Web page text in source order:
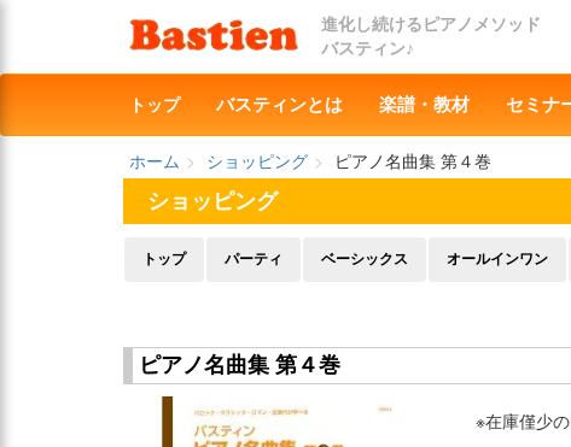
進化し続けるピアノメソッド
バスティン♪
トップ バスティンとは 楽譜・教材 セミナ
ホーム ショッピング
ピアノ名曲集 第４巻
ショッピング
トップ パーティ ベーシックス オールインワン
ピアノ名曲集 第４巻
※在庫僅少